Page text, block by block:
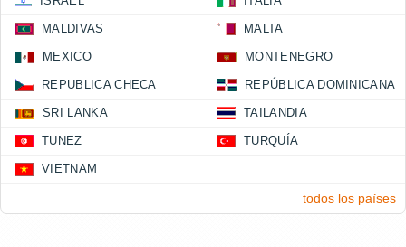
MALDIVAS MALTA
MEXICO MONTENEGRO
REPUBLICA CHECA REPÚBLICA DOMINICANA
SRI LANKA TAILANDIA
TUNEZ TURQUÍA
VIETNAM
todos los países